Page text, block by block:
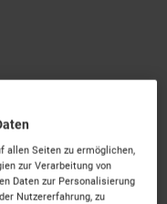
allen Seiten zu ermöglichen,
zur Verarbeitung von
Daten zur Personalisierung
Nutzererfahrung, zu